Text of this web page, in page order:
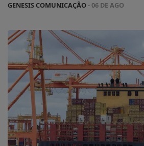
GENESIS COMUNICAÇÃO- 06 DE AGO